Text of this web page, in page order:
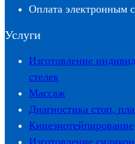
Оплата электронным
Услуги
Изготовление
стелек
Массаж
Диагностика стоп,
Кинезиотейпирование